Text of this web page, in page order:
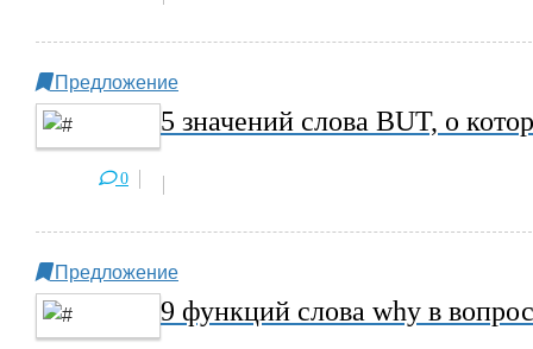
Предложение
5 значений слова BUT, о
0
Предложение
9 функций слова why в